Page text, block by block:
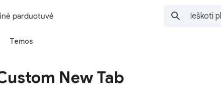
parduotuvė
Temos
New Tab